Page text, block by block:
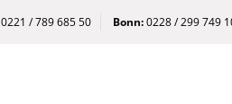
0221 / 789 685 50 Bonn:0228 / 299 749